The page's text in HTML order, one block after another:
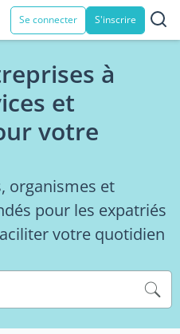
Se connecter S'inscrire
à
et
votre
organismes et
pour les expatriés
votre quotidien